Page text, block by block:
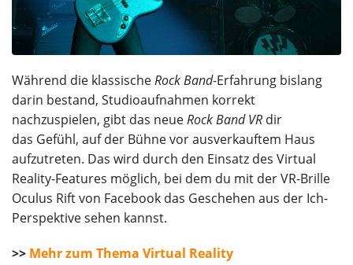
Während die klassischeRock Band-Erfahrung bislang
darin bestand, Studioaufnahmen korrekt
nachzuspielen, gibt das neueRock Band VR dir
das Gefühl, auf der Bühne vor ausverkauftem Haus
aufzutreten. Das wird durch den Einsatz des Virtual
Reality-Features möglich, bei dem du mit der VR-Brille
Oculus Rift von Facebook das Geschehen aus der Ich-
Perspektive sehen kannst.
>> Mehr zum Thema Virtual Reality